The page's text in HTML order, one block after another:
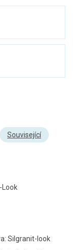
Související
Look
Silgranit-look